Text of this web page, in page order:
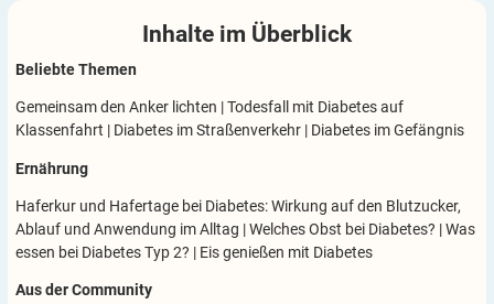
Inhalte im Überblick
Beliebte Themen
Gemeinsam den Anker lichten |Todesfall mit Diabetes auf
Klassenfahrt | Diabetes im Straßenverkehr | Diabetes im Gefängnis
Ernährung
Haferkur und Hafertage bei Diabetes: Wirkung auf den Blutzucker,
Ablauf und Anwendung im Alltag |Welches Obst bei Diabetes? |Was
essen bei Diabetes Typ 2? | Eis genießen mit Diabetes
Aus der Community